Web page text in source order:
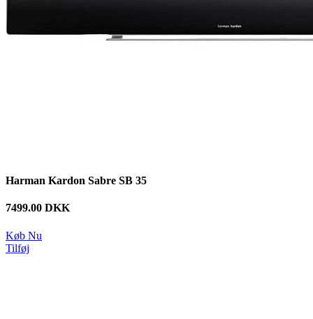
Harman Kardon Sabre SB 35
7499.00 DKK
Køb Nu
Tilføj